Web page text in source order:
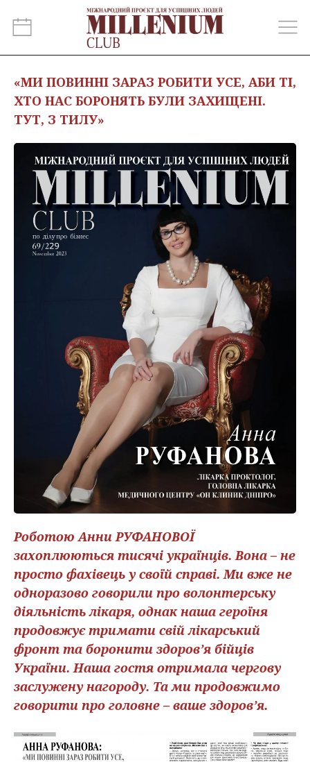
«МИ ПОВИННІ ЗАРАЗ РОБИТИ УСЕ, АБИ ТІ,
ХТО НАС БОРОНЯТЬ БУЛИ ЗАХИЩЕНІ.
ТУТ, З ТИЛУ»
Роботою Анни РУФАНОВОЇ
захоплюються тисячі українців. Вона – не
просто фахівець у своїй справі. Ми вже не
одноразово говорили про волонтерську
діяльність лікаря, однак наша героїня
продовжує тримати свій лікарський
фронт та боронити здоров’я бійців
України. Наша гостя отримала чергову
заслужену нагороду. Та ми продовжимо
говорити про головне – ваше здоров’я.